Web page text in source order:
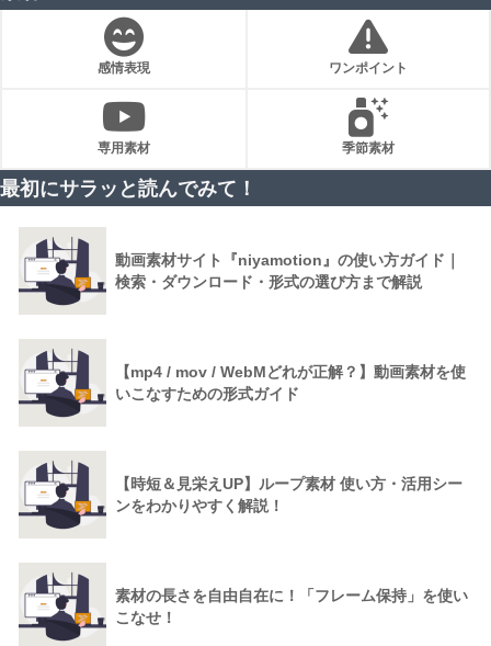
感情表現 ワンポイント
専用素材 季節素材
最初にサラッと読んでみて！
動画素材サイト『niyamotion』の使い方ガイド｜
検索・ダウンロード・形式の選び方まで解説
【mp4 / mov / WebMどれが正解？】動画素材を使
いこなすための形式ガイド
【時短＆見栄えUP】ループ素材 使い方・活用シー
ンをわかりやすく解説！
素材の長さを自由自在に！「フレーム保持」を使い
こなせ！